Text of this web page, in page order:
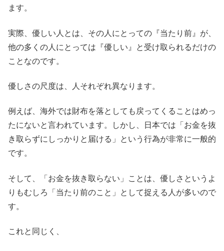
ます。
実際、優しい人とは、その人にとっての『当たり前』が、
他の多くの人にとっては『優しい』と受け取られるだけの
ことなのです。
優しさの尺度は、人それぞれ異なります。
例えば、海外では財布を落としても戻ってくることはめっ
たにないと言われています。しかし、日本では「お金を抜
き取らずにしっかりと届ける」という行為が非常に一般的
です。
そして、「お金を抜き取らない」ことは、優しさというよ
りもむしろ「当たり前のこと」として捉える人が多いので
す。
これと同じく、